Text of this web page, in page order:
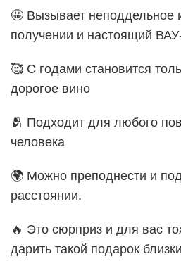
🤩 Вызывает неподдельное
получении и настоящий
🥰 С годами становится
дорогое вино
🫂 Подходит для любого
человека
🌍 Можно преподнести и
расстоянии.
🔥 Это сюрприз и для вас
дарить такой подарок